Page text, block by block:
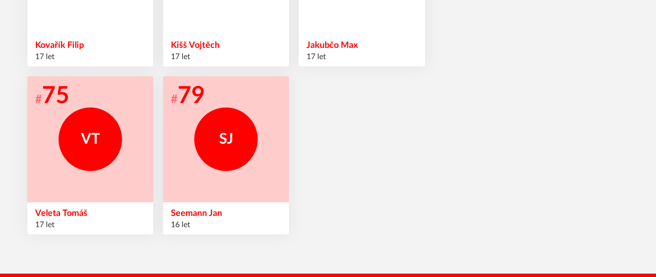
Filip
Kovařík
17 let
Vojtěch
Kišš
17 let
Max
Jakubčo
17 let
VT
Tomáš
Veleta
17 let
#75
SJ
Jan
Seemann
16 let
#79